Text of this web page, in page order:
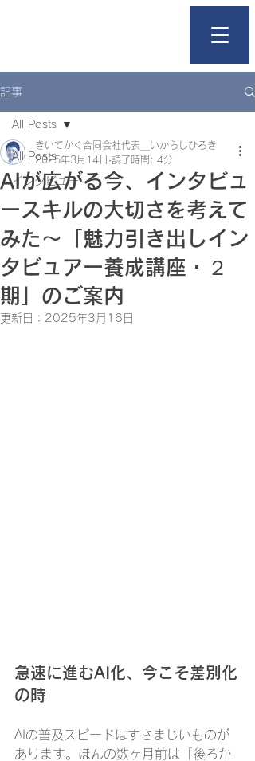
記事
All Posts
インタビュー
All Posts
AIが広がる今、インタビュ
ースキルの大切さを考えて
みた〜「魅力引き出しイン
タビュアー養成講座・２
期」のご案内
きいてかく合同会社代表＿いからしひろき
2025年3月14日 読了時間: 4分
更新日： 2025年3月16日
急速に進むAI化、今こそ差別化
の時
AIの普及スピードはすさまじいものが
あります。ほんの数ヶ月前は「後ろか